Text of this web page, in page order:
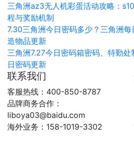
三角洲az3无人机彩蛋活动攻略：
程与奖励机制
7.30三角洲今日密码多少？三角洲
造物品更新
三角洲7.27今日密码箱密码、特勤
日密码更新
联系我们
客服热线：400-850-8787
品牌商务合作：
liboya03@baidu.com
海外业务：158-1019-3302